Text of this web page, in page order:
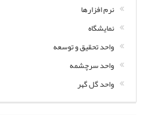
نرم افزارها
نمایشگاه
واحد تحقیق و توسعه
واحد سرچشمه
واحد گل گهر